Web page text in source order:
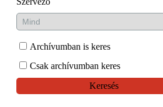
Archívumban is keres
Csak archívumban keres
Keresés